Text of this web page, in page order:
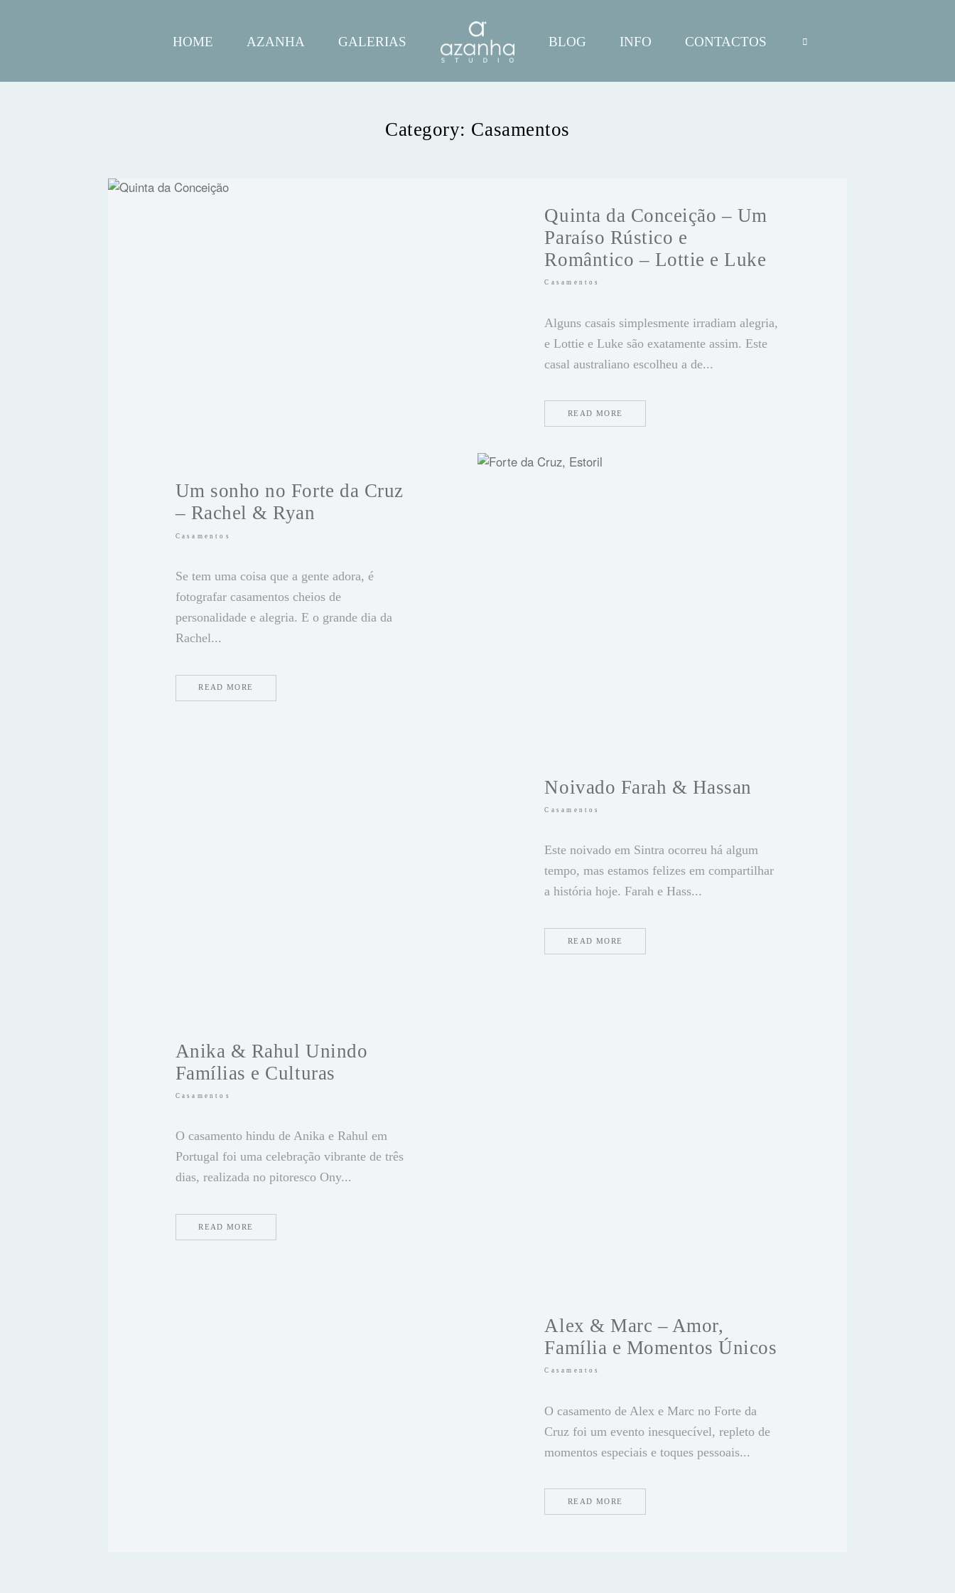
HOME AZANHA GALERIAS BLOG INFO CONTACTOS
Category: Casamentos
Quinta da Conceição – Um
Paraíso Rústico e
Romântico – Lottie e Luke
Casamentos
Alguns casais simplesmente irradiam alegria,
e Lottie e Luke são exatamente assim. Este
casal australiano escolheu a de...
READ MORE
Um sonho no Forte da Cruz
– Rachel & Ryan
Casamentos
Se tem uma coisa que a gente adora, é
fotografar casamentos cheios de
personalidade e alegria. E o grande dia da
Rachel...
READ MORE
Noivado Farah & Hassan
Casamentos
Este noivado em Sintra ocorreu há algum
tempo, mas estamos felizes em compartilhar
a história hoje. Farah e Hass...
READ MORE
Anika & Rahul Unindo
Famílias e Culturas
Casamentos
O casamento hindu de Anika e Rahul em
Portugal foi uma celebração vibrante de três
dias, realizada no pitoresco Ony...
READ MORE
Alex & Marc – Amor,
Família e Momentos Únicos
Casamentos
O casamento de Alex e Marc no Forte da
Cruz foi um evento inesquecível, repleto de
momentos especiais e toques pessoais...
READ MORE